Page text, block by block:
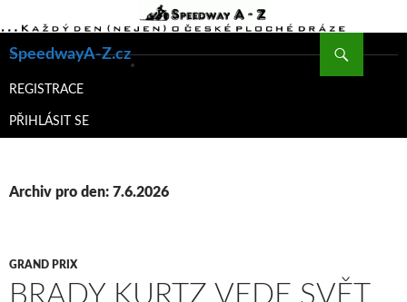
SpeedwayA-Z.cz
K
WEBU
REGISTRACE
PŘIHLÁSIT SE
Archiv pro den: 7.6.2026
GRAND PRIX
BRADY KURTZ VEDE SVĚT